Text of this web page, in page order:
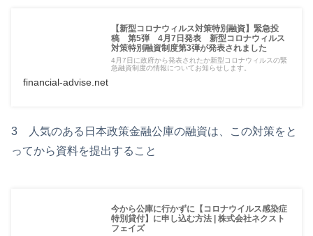
【新型コロナウィルス対策特別融資】緊急投
稿 第5弾 4月7日発表 新型コロナウィルス
対策特別融資制度第3弾が発表されました
4月7日に政府から発表されたか新型コロナウィルスの緊
急融資制度の情報についてお知らせします。
financial-advise.net
3 人気のある日本政策金融公庫の融資は、この対策をと
ってから資料を提出すること
今から公庫に行かずに【コロナウイルス感染症
特別貸付】に申し込む方法 | 株式会社ネクスト
フェイズ